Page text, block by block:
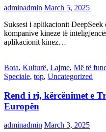
adminadmin March 5, 2025
Suksesi i aplikacionit DeepSeek
kompanive kineze të
aplikacionit kinez…
Bota, Kulturë, Lajme, Më të
Speciale, top, Uncategorized
Rend i ri, kërcënimet e
Europën
adminadmin March 3, 2025